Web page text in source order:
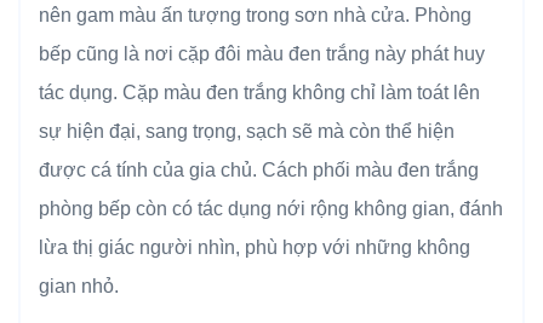
nên gam màu ấn tượng trong sơn nhà cửa. Phòng
bếp cũng là nơi cặp đôi màu đen trắng này phát huy
tác dụng. Cặp màu đen trắng không chỉ làm toát lên
sự hiện đại, sang trọng, sạch sẽ mà còn thể hiện
được cá tính của gia chủ. Cách phối màu đen trắng
phòng bếp còn có tác dụng nới rộng không gian, đánh
lừa thị giác người nhìn, phù hợp với những không
gian nhỏ.